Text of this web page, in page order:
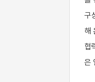
구
해
협
은